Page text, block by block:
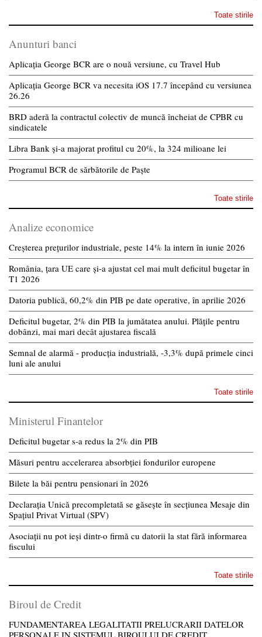
Toate stirile
Anunturi banci
Aplicația George BCR are o nouă versiune, cu Travel Hub
Aplicația George BCR va necesita iOS 17.7 începând cu versiunea
26.26
BRD aderă la contractul colectiv de muncă încheiat de CPBR cu
sindicatele
Libra Bank și-a majorat profitul cu 20%, la 324 milioane lei
Programul BCR de sărbătorile de Paște
Toate stirile
Analize economice
Creșterea prețurilor industriale, peste 14% la intern în iunie 2026
România, țara UE care și-a ajustat cel mai mult deficitul bugetar în
T1 2026
Datoria publică, 60,2% din PIB pe date operative, în aprilie 2026
Deficitul bugetar, 2% din PIB la jumătatea anului. Plățile pentru
dobânzi, mai mari decât ajustarea fiscală
Semnal de alarmă - producția industrială, -3,3% după primele cinci
luni ale anului
Toate stirile
Ministerul Finantelor
Deficitul bugetar s-a redus la 2% din PIB
Măsuri pentru accelerarea absorbției fondurilor europene
Bilete la băi pentru pensionari în 2026
Declarația Unică precompletată se găsește în secțiunea Mesaje din
Spațiul Privat Virtual (SPV)
Asociații nu pot ieși dintr-o firmă cu datorii la stat fără informarea
fiscului
Toate stirile
Biroul de Credit
FUNDAMENTAREA LEGALITATII PRELUCRARII DATELOR
PERSONALE IN SISTEMUL BIROULUI DE CREDIT